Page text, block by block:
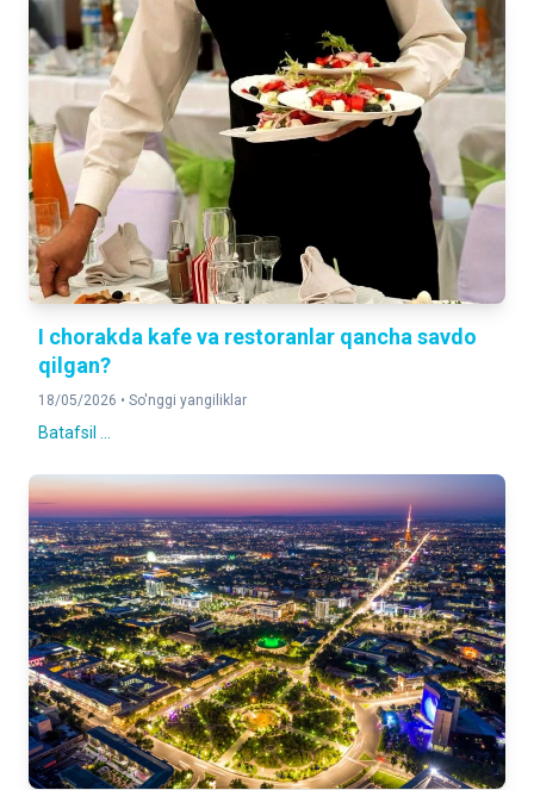
I chorakda kafe va restoranlar qancha savdo
qilgan?
18/05/2026 • So'nggi yangiliklar
Batafsil ...